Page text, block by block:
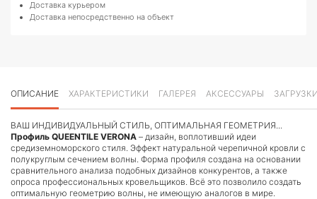
Доставка курьером
Доставка непосредственно на объект
ОПИСАНИЕ ХАРАКТЕРИСТИКИ ГАЛЕРЕЯ АКСЕССУАРЫ
ВАШ ИНДИВИДУАЛЬНЫЙ СТИЛЬ, ОПТИМАЛЬНАЯ ГЕОМЕТРИЯ...
Профиль QUEENTILE VERONA – дизайн, воплотивший идеи
средиземноморского стиля. Эффект натуральной черепичной кровли с
полукруглым сечением волны. Форма профиля создана на основании
сравнительного анализа подобных дизайнов конкурентов, а также
опроса профессиональных кровельщиков. Всё это позволило создать
оптимальную геометрию волны, не имеющую аналогов в мире.